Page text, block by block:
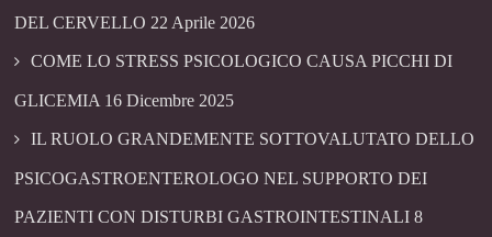
DEL CERVELLO 22 Aprile 2026
COME LO STRESS PSICOLOGICO CAUSA PICCHI DI
GLICEMIA 16 Dicembre 2025
IL RUOLO GRANDEMENTE SOTTOVALUTATO DELLO
PSICOGASTROENTEROLOGO NEL SUPPORTO DEI
PAZIENTI CON DISTURBI GASTROINTESTINALI 8